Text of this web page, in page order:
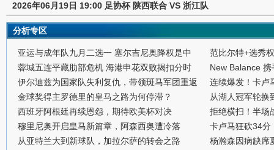
2026年06月19日 19:00 足协杯 陕西联合 VS 浙江队
分析专区
亚运与成年队九月二选一 塞尔吉尼奥降权是中
蓉城五连平藏肋部危机 海港申花双败揭扣分时
伊尔迪兹为国家队失利复仇，带领斑马军团重返
金球奖得主罗德里的皇马之路为何停滞？
西班牙阿根廷再续恩怨，期待欧美杯对决
穆里尼奥开启皇马新篇章，阿森西奥遭冷落
从亚特兰大到新球队，加拉尔萨的转会之路
范比尔特+选秀
New Balance
连续爆发！卡卢
从湖人冠军轮换
拒绝横扫！半场
卡卢马狂砍34分
杨瀚森因病缺席